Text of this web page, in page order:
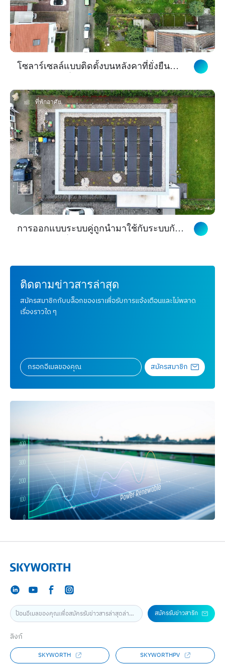
โซลาร์เซลล์แบบติดตั้งบนหลังคาที่ยั่งยืนจับ
ที่พักอาศัย
การออกแบบระบบคู่ถูกนำมาใช้กับระบบกัก
ติดตามข่าวสารล่าสุด
สมัครสมาชิกกับบล็อกของเราเพื่อรับการแจ้งเตือนและไม่พลาด
เรื่องราวใด ๆ
สมัครสมาชิก
ลิงก์
SKYWORTH SKYWORTHPV
สมัครรับข่าวสาริก